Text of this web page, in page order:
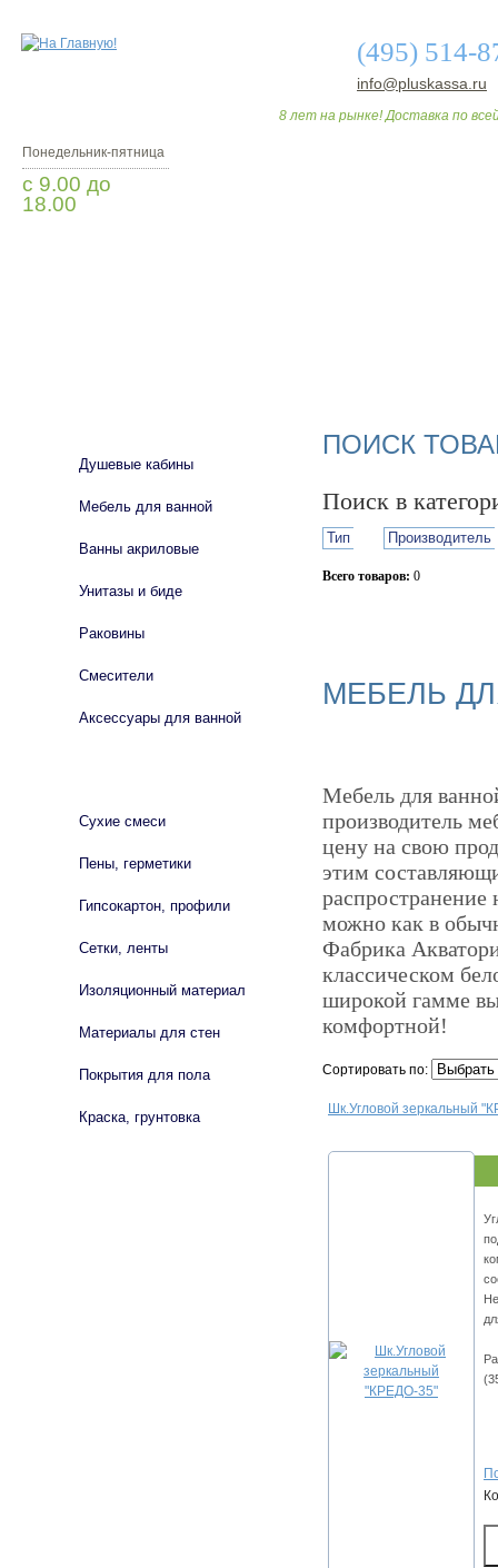
(495) 514-
info@pluskassa.ru
8 лет на рынке! Доставка по
Понедельник-пятница
с 9.00 до
18.00
ПОИСК
Поиск в
Тип Производитель
Всего товаров: 0
МЕБЕЛЬ
Мебель для
производитель
цену на свою
этим
распространение
можно как в
Фабрика
классическом
широкой гамме
комфортной!
Сортировать по:
Шк.Угловой зеркальный
Душевые кабины
Мебель для ванной
Ванны акриловые
Унитазы и биде
Раковины
Смесители
Аксессуары для ванной
Сухие смеси
Пены, герметики
Гипсокартон, профили
Сетки, ленты
Изоляционный материал
Материалы для стен
Покрытия для пола
Краска, грунтовка